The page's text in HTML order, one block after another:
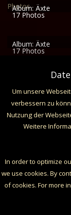
Album: Äxte
17 Photos
Album: Äxte
17 Photos
Um unsere
verbessern zu
Nutzung der
Weitere
In order to optimize
we use cookies. By
of cookies. For more